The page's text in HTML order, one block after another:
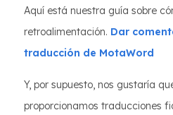
Aquí está nuestra guía sobre
retroalimentación. Dar
traducción de MotaWord
Y, por supuesto, nos gustaría
proporcionamos traducciones